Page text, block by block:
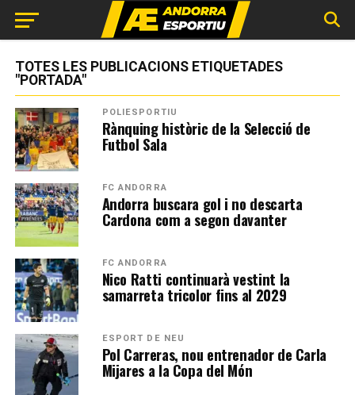
TOTES LES PUBLICACIONS ETIQUETADES
"PORTADA"
POLIESPORTIU
Rànquing històric de la Selecció de
Futbol Sala
FC ANDORRA
Andorra buscara gol i no descarta
Cardona com a segon davanter
FC ANDORRA
Nico Ratti continuarà vestint la
samarreta tricolor fins al 2029
ESPORT DE NEU
Pol Carreras, nou entrenador de Carla
Mijares a la Copa del Món